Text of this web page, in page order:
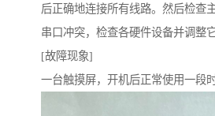
后正确地连接所有线路。然后检查
串口冲突，检查各硬件设备并调整它
[故障现象]
一台触摸屏，开机后正常使用一段